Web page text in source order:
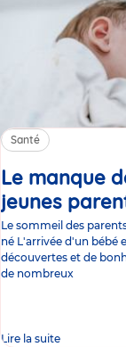
Santé
Le manque
jeunes
Le sommeil des
né L'arrivée d'un
découvertes et de
de nombreux
Lire la suite